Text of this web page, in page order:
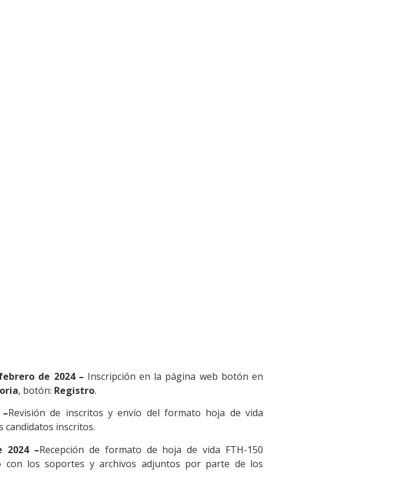
de 2024 – Inscripción en la página web botón en
, botón: Registro.
Revisión de inscritos y envío del formato hoja de vida
candidatos inscritos.
2024 –Recepción de formato de hoja de vida FTH-150
con los soportes y archivos adjuntos por parte de los